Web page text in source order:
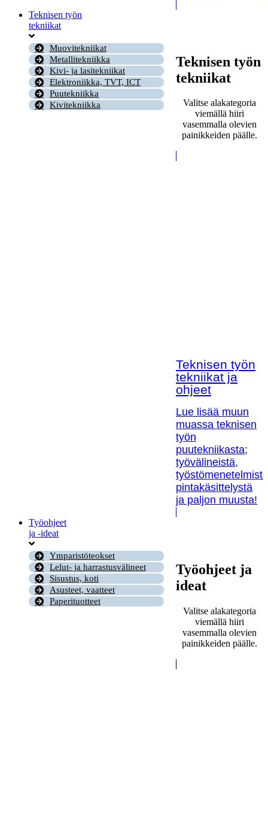
Teknisen työn
tekniikat
Muovitekniikat
Metallitekniikka
Kivi- ja lasitekniikat
Elektroniikka, TVT, ICT
Puutekniikka
Kivitekniikka
Teknisen työn
tekniikat
Valitse alakategoria
viemällä hiiri
vasemmalla olevien
painikkeiden päälle.
Teknisen työn
tekniikat ja
ohjeet
Lue lisää muun
muassa teknisen
työn
puutekniikasta;
työvälineistä,
pintakäsittelystä
ja paljon muusta!
Työohjeet
ja -ideat
Ymparistöteokset
Lelut- ja harrastusvälineet
Sisustus, koti
Asusteet, vaatteet
Paperituotteet
Työohjeet ja
ideat
Valitse alakategoria
viemällä hiiri
vasemmalla olevien
painikkeiden päälle.